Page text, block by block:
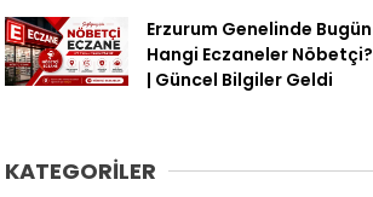
Erzurum Genelinde Bugün
Hangi Eczaneler Nöbetçi?
| Güncel Bilgiler Geldi
KATEGORİLER